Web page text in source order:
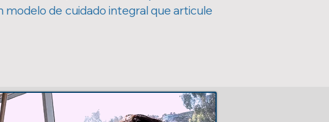
modelo de cuidado integral que articule